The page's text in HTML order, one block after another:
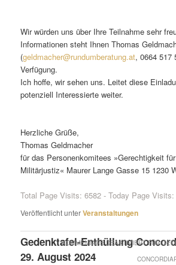
Wir würden uns über Ihre Teilnahme sehr
Informationen steht Ihnen Thomas
(geldmacher@rundumberatung.at, 0664 517
Verfügung.
Ich hoffe, wir sehen uns. Leitet diese
potenziell Interessierte weiter.
Herzliche Grüße,
Thomas Geldmacher
für das Personenkomitees »Gerechtigkeit
Militärjustiz« Maurer Lange Gasse 15 1230
Total Page Visits: 6582 - Today Page Visits:
Veröffentlicht unterVeranstaltungen
Gedenktafel-Enthüllung
29. August 2024
KOMMENTARE DEAKTIVIERTFÜR